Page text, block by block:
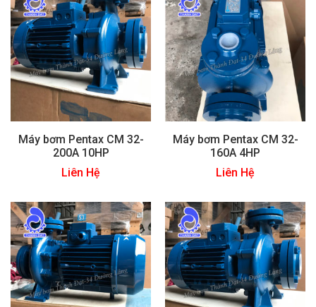
Máy bơm Pentax CM 32-
200A 10HP
Liên Hệ
Máy bơm Pentax CM 32-
160A 4HP
Liên Hệ